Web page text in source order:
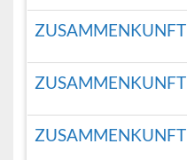
ZUSAMMENKUNFT
ZUSAMMENKUNFT
ZUSAMMENKUNFT